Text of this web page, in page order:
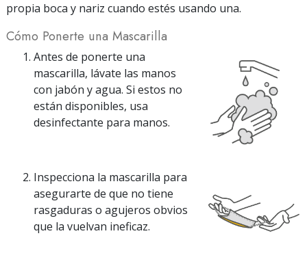
propia boca y nariz cuando estés usando una.
Cómo Ponerte una Mascarilla
Antes de ponerte una
mascarilla, lávate las manos
con jabón y agua. Si estos no
están disponibles, usa
desinfectante para manos.
Inspecciona la mascarilla para
asegurarte de que no tiene
rasgaduras o agujeros obvios
que la vuelvan ineficaz.